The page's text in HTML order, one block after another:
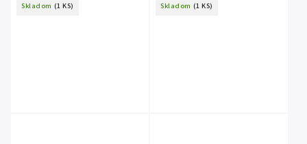
Skladom (1 KS) Skladom (1 KS)